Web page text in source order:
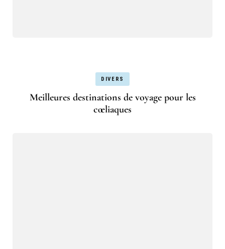
DIVERS
Meilleures destinations de voyage pour les
cœliaques